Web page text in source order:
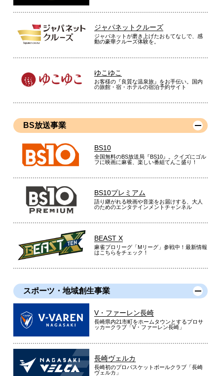
ジャパネットクルーズ
ジャパネットが磨き上げたおもてなしで、感
動の豪華クルーズ体験を。
ゆこゆこ
お客様の『良質な温泉旅』をお手伝い。国内
の旅館・宿・ホテルの宿泊予約サイト
BS放送事業
BS10
全国無料のBS放送局『BS10』。クイズにゴル
フに映画に麻雀、楽しい番組てんこ盛り！
BS10プレミアム
語り継がれる映画や音楽をお届けする、大人
のためのエンタテインメントチャンネル
BEAST X
麻雀プロリーグ「Mリーグ」参戦中！最新情報
はこちらをチェック！
スポーツ・地域創生事業
V・ファーレン長崎
長崎県内21市町をホームタウンとするプロサ
ッカークラブ「V・ファーレン長崎」
長崎ヴェルカ
長崎初のプロバスケットボールクラブ「長崎
ヴェルカ」